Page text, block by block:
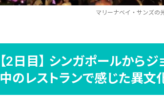
マリーナベイ・サンズの
【2日目】 シンガポールから
中のレストランで感じた異文